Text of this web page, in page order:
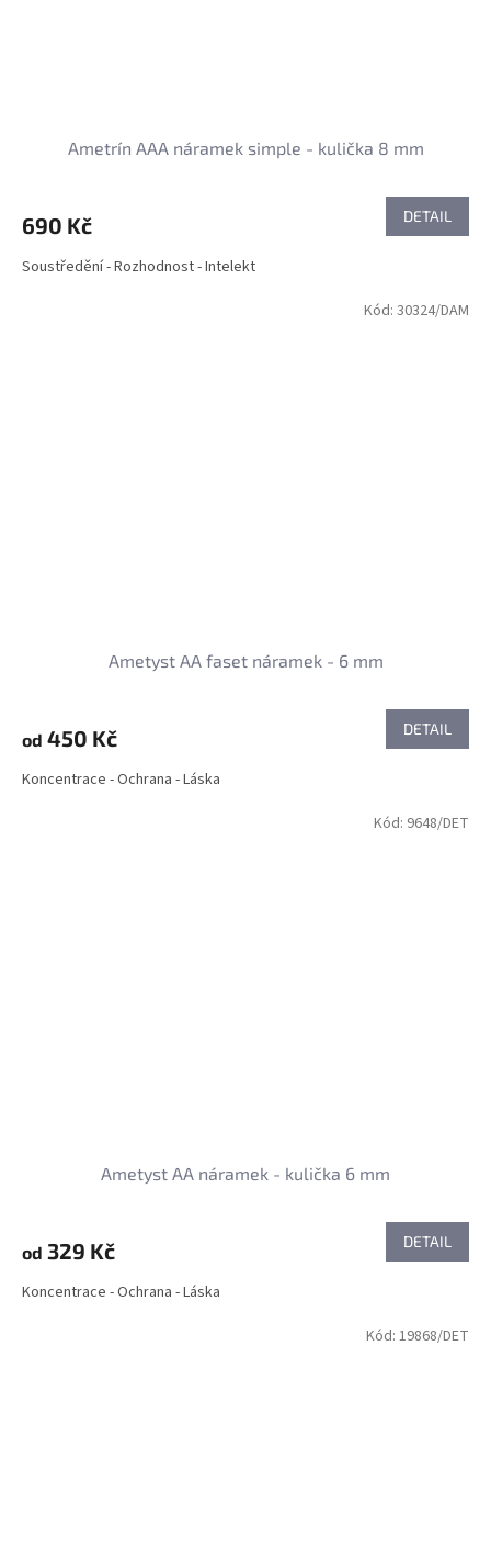
Ametrín AAA náramek simple - kulička 8 mm
690 Kč DETAIL
Soustředění - Rozhodnost - Intelekt
Ametyst AA faset náramek - 6 mm
od 450 Kč DETAIL
Koncentrace - Ochrana - Láska
Kód: 30324/DAM
Ametyst AA náramek - kulička 6 mm
od 329 Kč DETAIL
Koncentrace - Ochrana - Láska
Kód: 9648/DET
Kód: 19868/DET